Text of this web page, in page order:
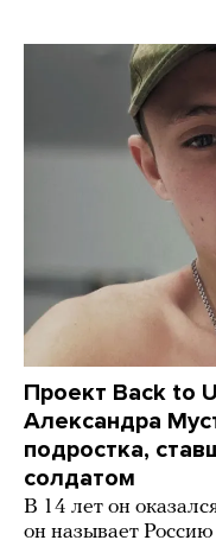
Проект Back to
Александра
подростка,
солдатом
В 14 лет он
он называет